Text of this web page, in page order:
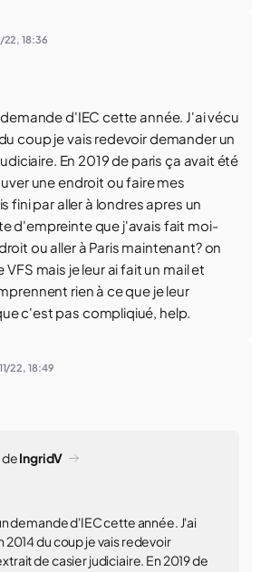
22,18:36
demande d'IEC cette année. J'ai vécu
coup je vais redevoir demander un
En 2019 de paris ça avait été
une endroit ou faire mes
fini par aller à londres apres un
d'empreinte que j'avais fait moi-
ou aller à Paris maintenant? on
mais je leur ai fait un mail et
rien à ce que je leur
c'est pas compliqiué, help.
22, 18:49
deIngridV
demande d'IEC cette année. J'ai
2014 du coup je vais redevoir
de casier judiciaire. En 2019 de